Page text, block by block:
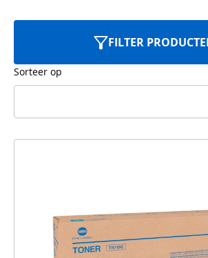
FILTER
Sorteer op